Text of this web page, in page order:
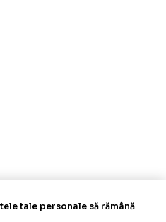
tale personale să rămână